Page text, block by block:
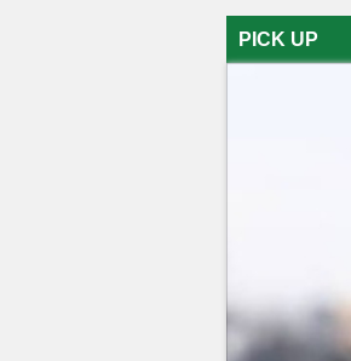
PICK UP